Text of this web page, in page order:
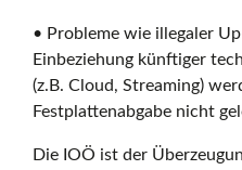
• Probleme wie illegaler
Einbeziehung künftiger
(z.B. Cloud, Streaming)
Festplattenabgabe nicht
Die IOÖ ist der